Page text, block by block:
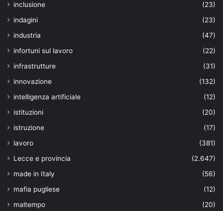
inclusione
(23)
indagini
(23)
industria
(47)
infortuni sul lavoro
(22)
infrastrutture
(31)
innovazione
(132)
intelligenza artificiale
(12)
istituzioni
(20)
istruzione
(17)
lavoro
(381)
Lecce e provincia
(2.647)
made in Italy
(56)
mafia pugliese
(12)
maltempo
(20)